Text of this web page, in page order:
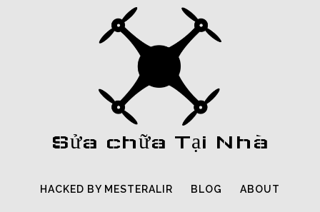
Sửa chữa Tại Nhà
HACKED BY MESTERALIR BLOG ABOUT